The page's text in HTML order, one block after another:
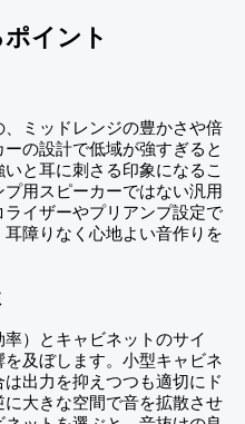
イント
ミッドレンジの豊かさや倍
の設計で低域が強すぎると
と耳に刺さる印象になるこ
用スピーカーではない汎用
イザーやプリアンプ設定で
障りなく心地よい音作りを
）とキャビネットのサイ
及ぼします。小型キャビネ
出力を抑えつつも適切にド
大きな空間で音を拡散させ